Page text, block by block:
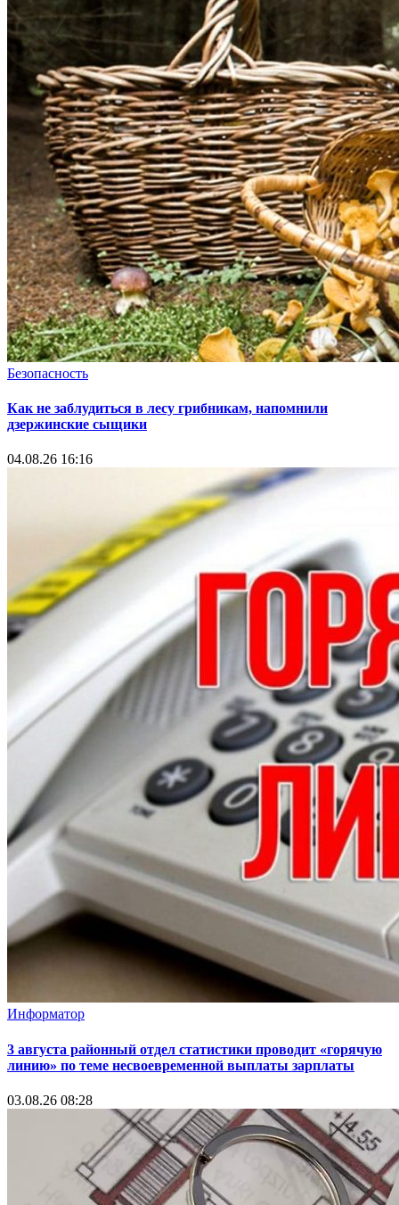
Безопасность
Как не заблудиться в лесу грибникам, напомнили
дзержинские сыщики
04.08.26 16:16
Информатор
3 августа районный отдел статистики проводит «горячую
линию» по теме несвоевременной выплаты зарплаты
03.08.26 08:28